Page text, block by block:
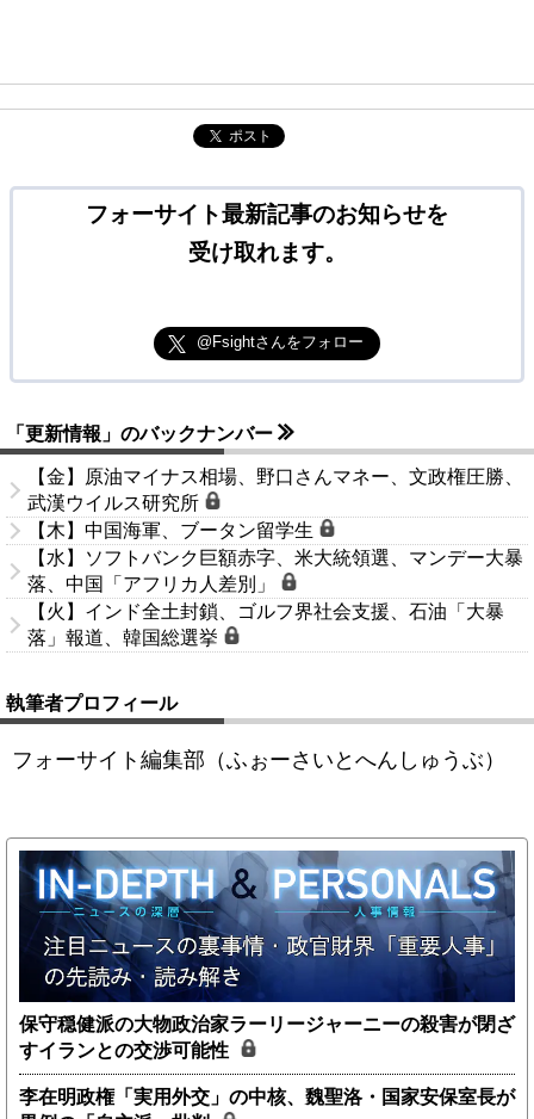
ポスト
フォーサイト最新記事のお知らせを
受け取れます。
@Fsightさんをフォロー
「更新情報」のバックナンバー
【金】原油マイナス相場、野口さんマネー、文政権圧勝、
武漢ウイルス研究所
【木】中国海軍、ブータン留学生
【水】ソフトバンク巨額赤字、米大統領選、マンデー大暴
落、中国「アフリカ人差別」
【火】インド全土封鎖、ゴルフ界社会支援、石油「大暴
落」報道、韓国総選挙
執筆者プロフィール
フォーサイト編集部（ふぉーさいとへんしゅうぶ）
保守穏健派の大物政治家ラーリージャーニーの殺害が閉ざ
すイランとの交渉可能性
李在明政権「実用外交」の中核、魏聖洛・国家安保室長が